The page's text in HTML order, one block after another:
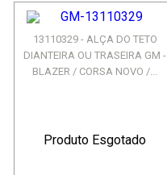
13110329 - ALÇA DO TETO
DIANTEIRA OU TRASEIRA GM -
BLAZER / CORSA NOVO /...
Produto Esgotado